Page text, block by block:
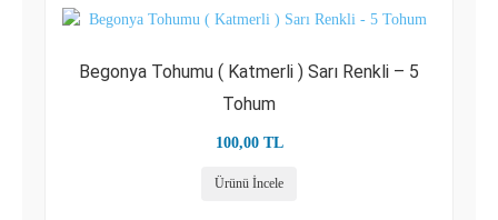
Begonya Tohumu ( Katmerli ) Sarı Renkli – 5
Tohum
100,00 TL
Ürünü İncele